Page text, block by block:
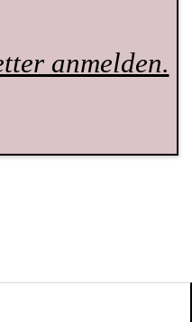
anmelden.